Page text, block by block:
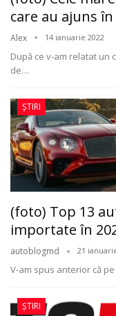
care au ajuns
Alex 14 ianuarie 2022
După ce v-am relatat un
de…
ȘTIRI
(foto) Top 13
importate în
autoblogmd 21
V-am spus anterior că
ȘTIRI